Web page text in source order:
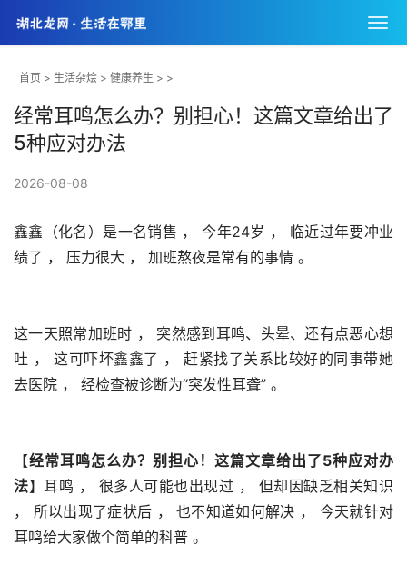
首页 > 生活杂烩 > 健康养生 > >
经常耳鸣怎么办？别担心！这篇文章给出了
5种应对办法
2026-08-08
鑫鑫（化名）是一名销售 ， 今年24岁 ， 临近过年要冲业
绩了 ， 压力很大 ， 加班熬夜是常有的事情 。
这一天照常加班时 ， 突然感到耳鸣、头晕、还有点恶心想
吐 ， 这可吓坏鑫鑫了 ， 赶紧找了关系比较好的同事带她
去医院 ， 经检查被诊断为“突发性耳聋” 。
【经常耳鸣怎么办？别担心！这篇文章给出了5种应对办
法】耳鸣 ， 很多人可能也出现过 ， 但却因缺乏相关知识
， 所以出现了症状后 ， 也不知道如何解决 ， 今天就针对
耳鸣给大家做个简单的科普 。